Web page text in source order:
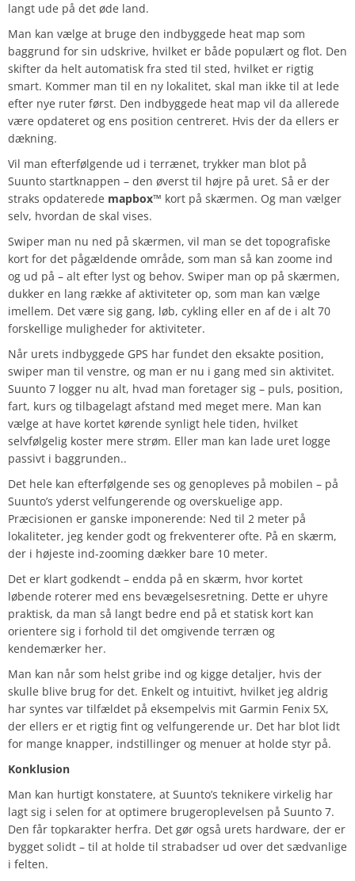
langt ude på det øde land.
Man kan vælge at bruge den indbyggede heat map som
baggrund for sin udskrive, hvilket er både populært og flot. Den
skifter da helt automatisk fra sted til sted, hvilket er rigtig
smart. Kommer man til en ny lokalitet, skal man ikke til at lede
efter nye ruter først. Den indbyggede heat map vil da allerede
være opdateret og ens position centreret. Hvis der da ellers er
dækning.
Vil man efterfølgende ud i terrænet, trykker man blot på
Suunto startknappen – den øverst til højre på uret. Så er der
straks opdaterede mapbox™️ kort på skærmen. Og man vælger
selv, hvordan de skal vises.
Swiper man nu ned på skærmen, vil man se det topografiske
kort for det pågældende område, som man så kan zoome ind
og ud på – alt efter lyst og behov. Swiper man op på skærmen,
dukker en lang række af aktiviteter op, som man kan vælge
imellem. Det være sig gang, løb, cykling eller en af de i alt 70
forskellige muligheder for aktiviteter.
Når urets indbyggede GPS har fundet den eksakte position,
swiper man til venstre, og man er nu i gang med sin aktivitet.
Suunto 7 logger nu alt, hvad man foretager sig – puls, position,
fart, kurs og tilbagelagt afstand med meget mere. Man kan
vælge at have kortet kørende synligt hele tiden, hvilket
selvfølgelig koster mere strøm. Eller man kan lade uret logge
passivt i baggrunden..
Det hele kan efterfølgende ses og genopleves på mobilen – på
Suunto’s yderst velfungerende og overskuelige app.
Præcisionen er ganske imponerende: Ned til 2 meter på
lokaliteter, jeg kender godt og frekventerer ofte. På en skærm,
der i højeste ind-zooming dækker bare 10 meter.
Det er klart godkendt – endda på en skærm, hvor kortet
løbende roterer med ens bevægelsesretning. Dette er uhyre
praktisk, da man så langt bedre end på et statisk kort kan
orientere sig i forhold til det omgivende terræn og
kendemærker her.
Man kan når som helst gribe ind og kigge detaljer, hvis der
skulle blive brug for det. Enkelt og intuitivt, hvilket jeg aldrig
har syntes var tilfældet på eksempelvis mit Garmin Fenix 5X,
der ellers er et rigtig fint og velfungerende ur. Det har blot lidt
for mange knapper, indstillinger og menuer at holde styr på.
Konklusion
Man kan hurtigt konstatere, at Suunto’s teknikere virkelig har
lagt sig i selen for at optimere brugeroplevelsen på Suunto 7.
Den får topkarakter herfra. Det gør også urets hardware, der er
bygget solidt – til at holde til strabadser ud over det sædvanlige
i felten.